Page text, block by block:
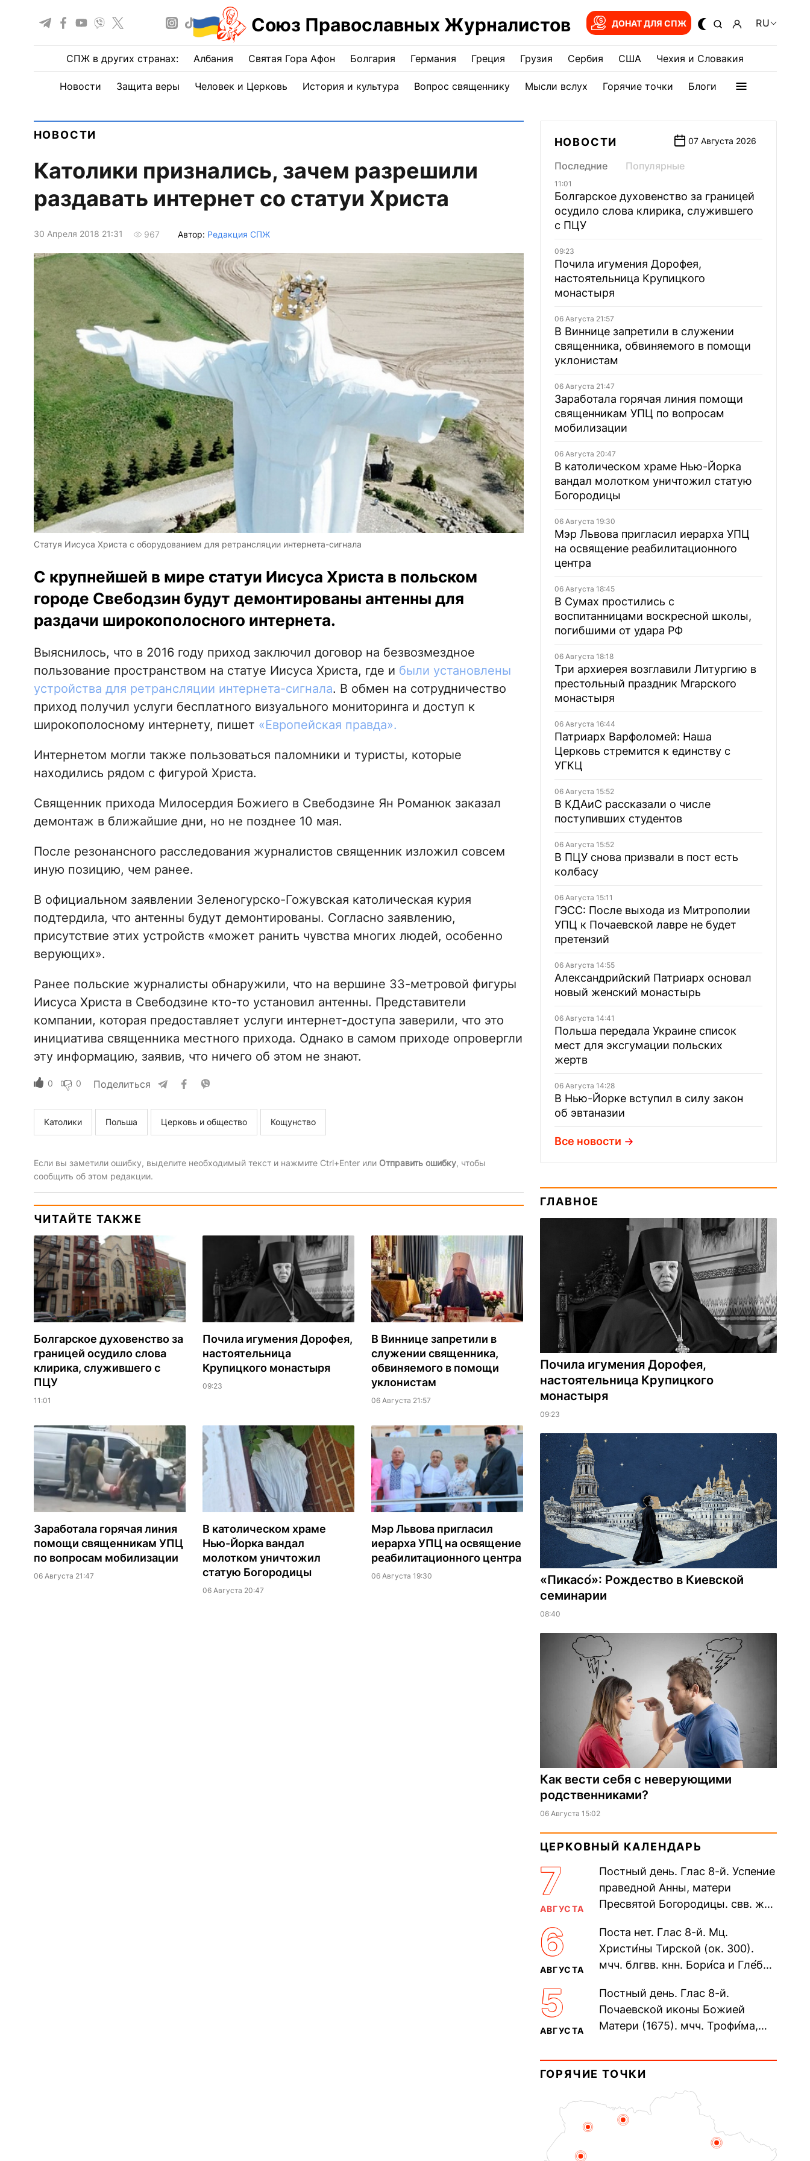
Союз Православных Журналистов ДОНАТ ДЛЯ СПЖ RU
СПЖ в других странах: Албания Святая Гора Афон Болгария Германия Греция Грузия Сербия США Чехия и Словакия
Новости Защита веры Человек и Церковь История и культура Вопрос священнику Мысли вслух Горячие точки Блоги
НОВОСТИ
Католики признались, зачем разрешили
раздавать интернет со статуи Христа
30 Апреля 2018 21:31 967 Автор: Редакция СПЖ
Статуя Иисуса Христа с оборудованием для ретрансляции интернета-сигнала
С крупнейшей в мире статуи Иисуса Христа в польском
городе Свебодзин будут демонтированы антенны для
раздачи широкополосного интернета.
Выяснилось, что в 2016 году приход заключил договор на безвозмездное
пользование пространством на статуе Иисуса Христа, где и были установлены
устройства для ретрансляции интернета-сигнала. В обмен на сотрудничество
приход получил услуги бесплатного визуального мониторинга и доступ к
широкополосному интернету, пишет «Европейская правда».
Интернетом могли также пользоваться паломники и туристы, которые
находились рядом с фигурой Христа.
Священник прихода Милосердия Божиего в Свебодзине Ян Романюк заказал
демонтаж в ближайшие дни, но не позднее 10 мая.
После резонансного расследования журналистов священник изложил совсем
иную позицию, чем ранее.
В официальном заявлении Зеленогурско-Гожувская католическая курия
подтердила, что антенны будут демонтированы. Согласно заявлению,
присутствие этих устройств «может ранить чувства многих людей, особенно
верующих».
Ранее польские журналисты обнаружили, что на вершине 33-метровой фигуры
Иисуса Христа в Свебодзине кто-то установил антенны. Представители
компании, которая предоставляет услуги интернет-доступа заверили, что это
инициатива священника местного прихода. Однако в самом приходе опровергли
эту информацию, заявив, что ничего об этом не знают.
0 0 Поделиться
Католики Польша Церковь и общество Кощунство
Если вы заметили ошибку, выделите необходимый текст и нажмите Ctrl+Enter или Отправить ошибку, чтобы
сообщить об этом редакции.
ЧИТАЙТЕ ТАКЖЕ
Болгарское духовенство за
границей осудило слова
клирика, служившего с
ПЦУ
11:01
Почила игумения Дорофея,
настоятельница
Крупицкого монастыря
09:23
В Виннице запретили в
служении священника,
обвиняемого в помощи
уклонистам
06 Августа 21:57
Заработала горячая линия
помощи священникам УПЦ
по вопросам мобилизации
06 Августа 21:47
В католическом храме
Нью-Йорка вандал
молотком уничтожил
статую Богородицы
06 Августа 20:47
Мэр Львова пригласил
иерарха УПЦ на освящение
реабилитационного центра
06 Августа 19:30
НОВОСТИ 07 Августа 2026
Последние Популярные
11:01
Болгарское духовенство за границей
осудило слова клирика, служившего
с ПЦУ
09:23
Почила игумения Дорофея,
настоятельница Крупицкого
монастыря
06 Августа 21:57
В Виннице запретили в служении
священника, обвиняемого в помощи
уклонистам
06 Августа 21:47
Заработала горячая линия помощи
священникам УПЦ по вопросам
мобилизации
06 Августа 20:47
В католическом храме Нью-Йорка
вандал молотком уничтожил статую
Богородицы
06 Августа 19:30
Мэр Львова пригласил иерарха УПЦ
на освящение реабилитационного
центра
06 Августа 18:45
В Сумах простились с
воспитанницами воскресной школы,
погибшими от удара РФ
06 Августа 18:18
Три архиерея возглавили Литургию в
престольный праздник Мгарского
монастыря
06 Августа 16:44
Патриарх Варфоломей: Наша
Церковь стремится к единству с
УГКЦ
06 Августа 15:52
В КДАиС рассказали о числе
поступивших студентов
06 Августа 15:52
В ПЦУ снова призвали в пост есть
колбасу
06 Августа 15:11
ГЭСС: После выхода из Митрополии
УПЦ к Почаевской лавре не будет
претензий
06 Августа 14:55
Александрийский Патриарх основал
новый женский монастырь
06 Августа 14:41
Польша передала Украине список
мест для эксгумации польских
жертв
06 Августа 14:28
В Нью-Йорке вступил в силу закон
об эвтаназии
Все новости
ГЛАВНОЕ
Почила игумения Дорофея,
настоятельница Крупицкого
монастыря
09:23
«Пикасо́»: Рождество в Киевской
семинарии
08:40
Как вести себя с неверующими
родственниками?
06 Августа 15:02
ЦЕРКОВНЫЙ КАЛЕНДАРЬ
7
АВГУСТА
Постный день. Глас 8-й. Успение
праведной Анны, матери
Пресвятой Богородицы. свв. жен
прп. Евпракси́и девы,...
6
АВГУСТА
Поста нет. Глас 8-й. Мц.
Христи́ны Тирской (ок. 300).
мчч. блгвв. кнн. Бори́са и Гле́ба,
Дави́да (1015). Прп....
5
АВГУСТА
Постный день. Глас 8-й.
Почаевской иконы Божией
Матери (1675). мчч. Трофи́ма,
мучеников (284–305). прав.
воина Фео́дора...
ГОРЯЧИЕ ТОЧКИ